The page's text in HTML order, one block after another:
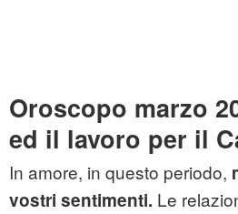
Oroscopo marzo
ed il lavoro per il
In amore, in questo periodo,
vostri sentimenti. Le